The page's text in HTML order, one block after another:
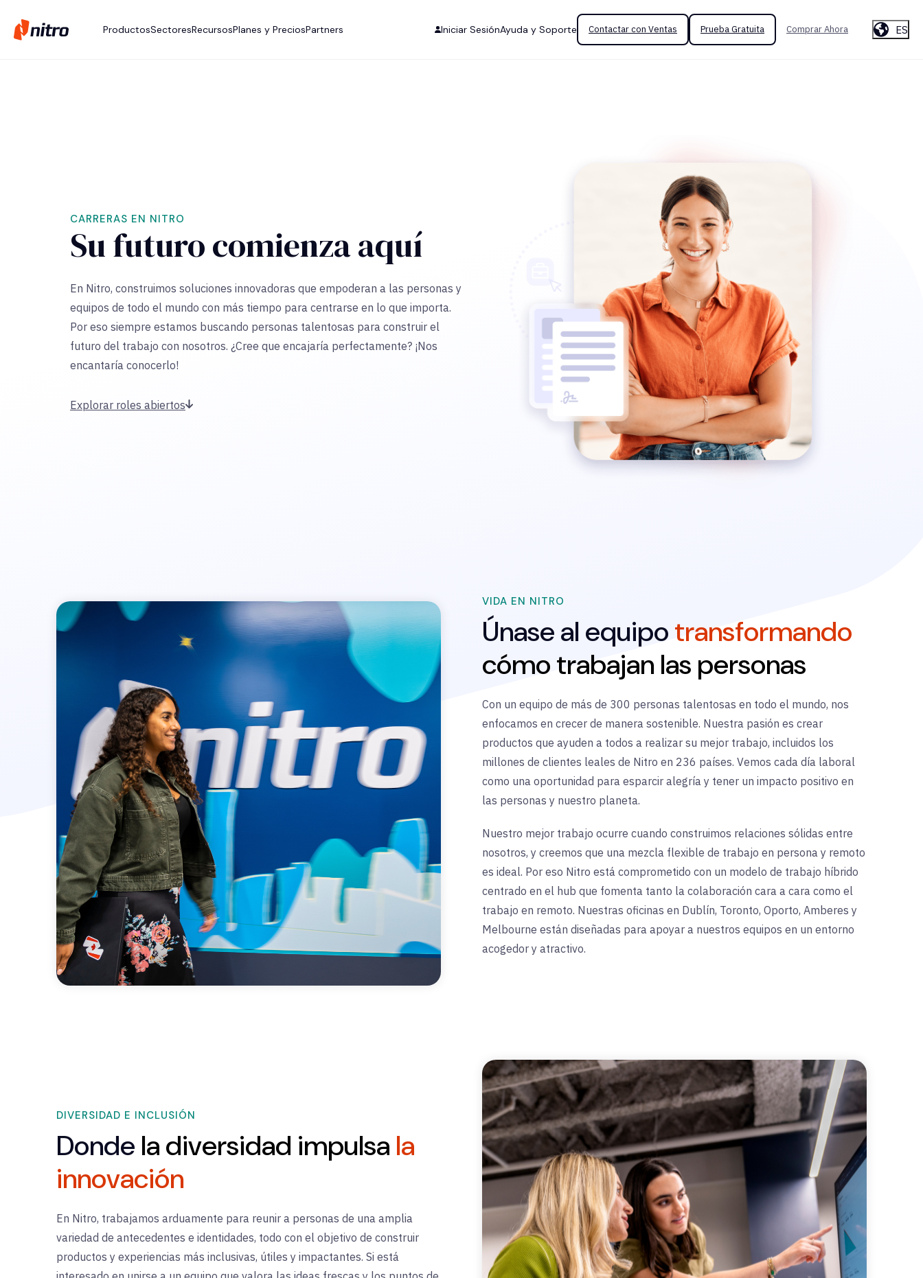
ProductosSectoresRecursosPlanes y PreciosPartners Iniciar SesiónAyuda y Soporte Contactar con Ventas Prueba Gratuita Comprar Ahora ES
CARRERAS EN NITRO
Su futuro comienza aquí
En Nitro, construimos soluciones innovadoras que empoderan a las personas y
equipos de todo el mundo con más tiempo para centrarse en lo que importa.
Por eso siempre estamos buscando personas talentosas para construir el
futuro del trabajo con nosotros. ¿Cree que encajaría perfectamente? ¡Nos
encantaría conocerlo!
Explorar roles abiertos
VIDA EN NITRO
Únase al equipotransformando
cómo trabajan las personas
Con un equipo de más de 300 personas talentosas en todo el mundo, nos
enfocamos en crecer de manera sostenible. Nuestra pasión es crear
productos que ayuden a todos a realizar su mejor trabajo, incluidos los
millones de clientes leales de Nitro en 236 países. Vemos cada día laboral
como una oportunidad para esparcir alegría y tener un impacto positivo en
las personas y nuestro planeta.
Nuestro mejor trabajo ocurre cuando construimos relaciones sólidas entre
nosotros, y creemos que una mezcla flexible de trabajo en persona y remoto
es ideal. Por eso Nitro está comprometido con un modelo de trabajo híbrido
centrado en el hub que fomenta tanto la colaboración cara a cara como el
trabajo en remoto. Nuestras oficinas en Dublín, Toronto, Oporto, Amberes y
Melbourne están diseñadas para apoyar a nuestros equipos en un entorno
acogedor y atractivo.
DIVERSIDAD E INCLUSIÓN
Donde la diversidad impulsa la
innovación
En Nitro, trabajamos arduamente para reunir a personas de una amplia
variedad de antecedentes e identidades, todo con el objetivo de construir
productos y experiencias más inclusivas, útiles y impactantes. Si está